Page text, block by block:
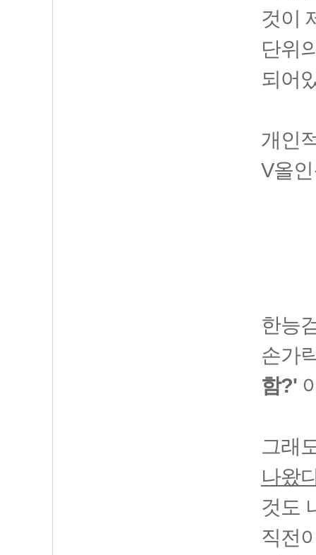
것이
단위
되어
개인
V올
한능
손가
함?'
그래
나왔
것도
직전